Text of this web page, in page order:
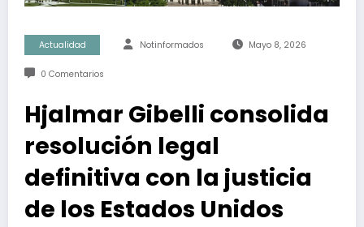
Actualidad Notinformados Mayo 8, 2026
0 Comentarios
Hjalmar Gibelli consolida
resolución legal
definitiva con la justicia
de los Estados Unidos